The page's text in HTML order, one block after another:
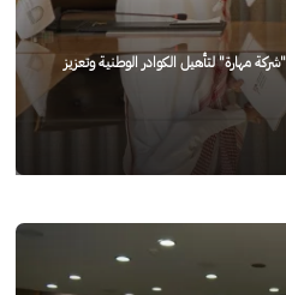
مهارة" لتأهيل الكوادر الوطنية وتعزيز